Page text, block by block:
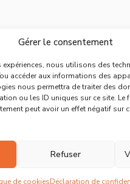
Gérer le consentement
expériences, nous utilisons des
accéder aux informations des
nous permettra de traiter des
ou les ID uniques sur ce site. Le
peut avoir un effet négatif sur
Refuser
de cookiesDéclaration de
Support
Mentions Légales
Politique de
Conditions Générales